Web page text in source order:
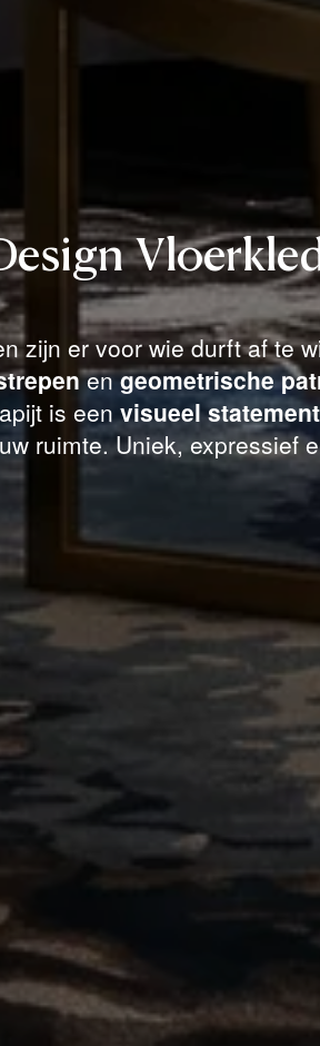
zijn er voor wie durft af te
engeometrische
is een visueel statement
ruimte. Uniek, expressief